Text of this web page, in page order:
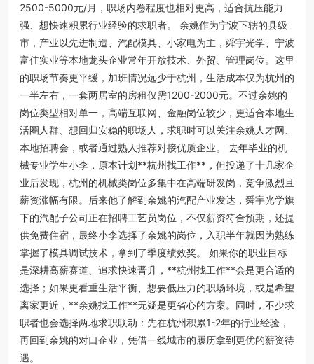
2500-5000元/月，职场内卷程度也相对更高，适合抗压能力
强、想快速积累行业经验的求职者。 余姚作为宁波下辖的县级
市，产业以先进制造、汽配模具、小家电为主，舜宇光学、宁波
富佳实业等本地龙头企业常年开放技术、外贸、管理岗位。这里
的职场节奏更平缓，加班情况远少于杭州，生活成本仅为杭州的
一半左右，一套两居室的房租仅需1200-2000元。不过余姚的
岗位类型相对单一，高端互联网、金融岗位较少，更适合本地生
活圈人群、想回归安稳的职场人，求职时可以关注余姚人才网、
本地招聘会，或者通过熟人推荐对接优质企业。 去年毕业的机
械专业学生小李，原本计划**杭州找工作**，但投递了十几家企
业后发现，杭州的机械类岗位多集中在高端研发岗，竞争激烈且
薪资涨幅有限。后来他了解到余姚的汽配产业发达，舜宇光学旗
下的汽配子公司正在招聘工艺员岗位，不仅薪资符合预期，还提
供免费住宿，最终小李选择了余姚的岗位，入职半年就因为熟练
掌握了模具调试技术，拿到了季度绩效奖。 如果你的职业目标
是深耕高薪赛道、追求快速晋升，**杭州找工作**会是更合适的
选择；如果更看重生活平衡、想要低压力的职场环境，或是希望
离家更近，**余姚找工作**无疑是更省心的方案。同时，不少求
职者也会选择两地求职联动：先在杭州积累1-2年的行业经验，
再回到余姚的对口企业，凭借一线城市的履历拿到更优的薪资待
遇。